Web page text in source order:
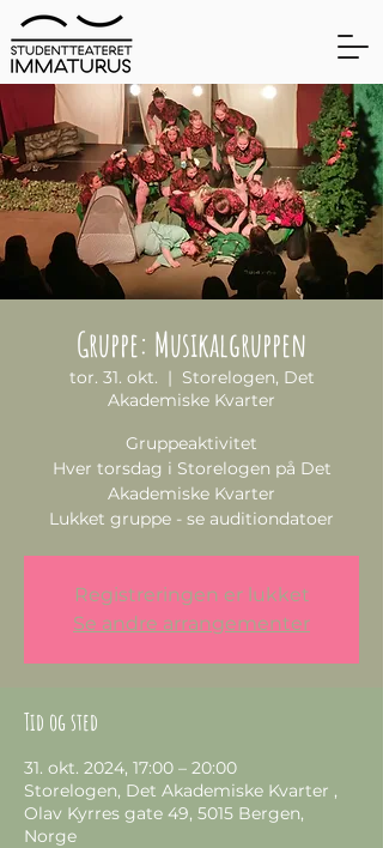
Gruppe: Musikalgruppen
tor. 31. okt.
  |
Storelogen, Det
Akademiske Kvarter
Gruppeaktivitet
Hver torsdag i Storelogen på Det
Akademiske Kvarter
Lukket gruppe - se auditiondatoer
Registreringen er lukket
Se andre arrangementer
Tid og sted
31. okt. 2024, 17:00 – 20:00
Storelogen, Det Akademiske Kvarter ,
Olav Kyrres gate 49, 5015 Bergen,
Norge